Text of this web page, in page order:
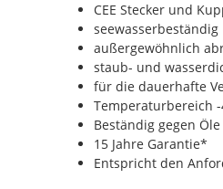
CEE Stecker und
seewasserbeständig
außergewöhnlich
staub- und
für die dauerhafte
Temperaturbereich -
Beständig gegen
15 Jahre Garantie*
Entspricht den